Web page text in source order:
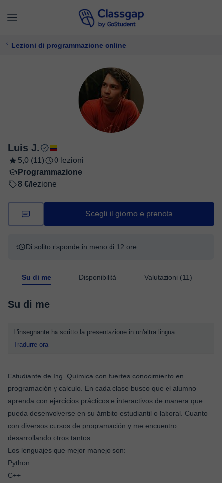
Lezioni di programmazione online
Luis J.
5,0 (11)
0 lezioni
Programmazione
8 €/ lezione
Scegli il giorno e prenota
Di solito risponde in meno di 12 ore
Su di me Disponibilità Valutazioni (11)
Su di me
L'insegnante ha scritto la presentazione in un'altra lingua
Tradurre ora
Estudiante de Ing. Química con fuertes conocimiento en
programación y calculo. En cada clase busco que el alumno
aprenda con ejercicios prácticos e interactivos de manera que
pueda desenvolverse en su ámbito estudiantil o laboral. Cuanto
con diversos cursos de programación y me encuentro
desarrollando otros tantos.
Los lenguajes que mejor manejo son:
Python
C++